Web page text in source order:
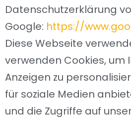
Datenschutzerklärung
Google: https://
Diese Webseite
verwenden Cookies, um
Anzeigen zu
für soziale Medien
und die Zugriffe auf